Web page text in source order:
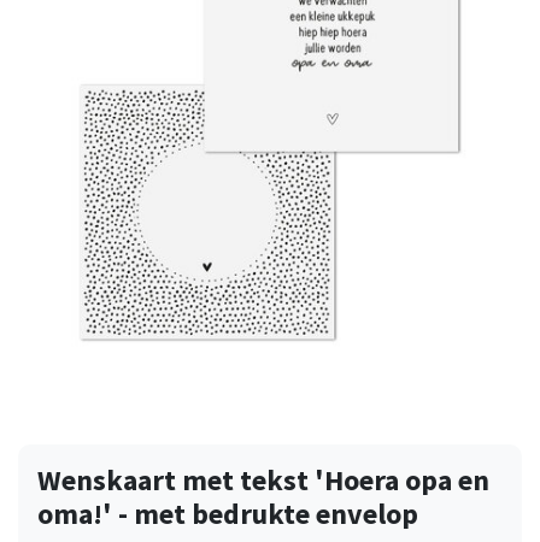
Wenskaart met tekst 'Hoera opa en
oma!' - met bedrukte envelop